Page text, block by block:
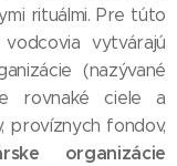
rituálmi. Pre túto
vytvárajú
(nazývané
rovnaké ciele a
províznych fondov,
organizácie